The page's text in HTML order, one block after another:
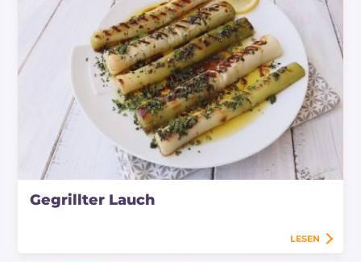
Gegrillter Lauch
LESEN